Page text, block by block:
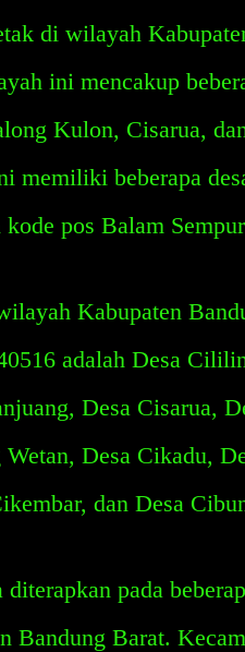
di wilayah
ini mencakup
Kulon, Cisarua,
memiliki beberapa
pos Balam
Kabupaten
adalah Desa
Desa Cisarua,
Desa Cikadu,
dan Desa
pada
Bandung Barat.